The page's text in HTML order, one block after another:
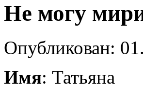
Не могу
Опубликован:
Имя: Татьяна